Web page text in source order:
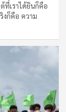
ที่เราได้ยินก็คือ
งก็คือ ความ